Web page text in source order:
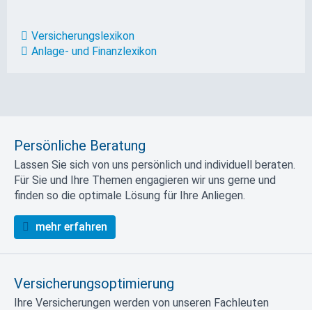
Versicherungslexikon
Anlage- und Finanzlexikon
Persönliche Beratung
Lassen Sie sich von uns persönlich und individuell beraten.
Für Sie und Ihre Themen engagieren wir uns gerne und
finden so die optimale Lösung für Ihre Anliegen.
mehr erfahren
Versicherungsoptimierung
Ihre Versicherungen werden von unseren Fachleuten